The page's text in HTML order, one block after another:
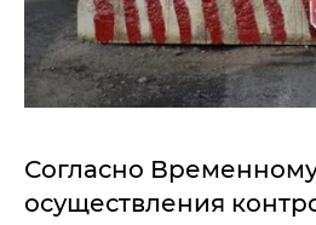
Согласно
осуществления